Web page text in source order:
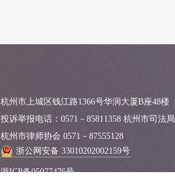
杭州市上城区钱江路1366号华润大厦B座48楼
投诉举报电话：0571－85811358 杭州市司法局
杭州市律师协会 0571－87555128
浙公网安备 33010202002159号
浙ICP备05077476号